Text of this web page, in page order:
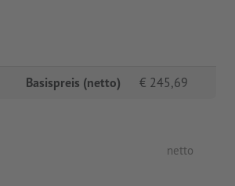
Basispreis (netto) € 245,69
netto